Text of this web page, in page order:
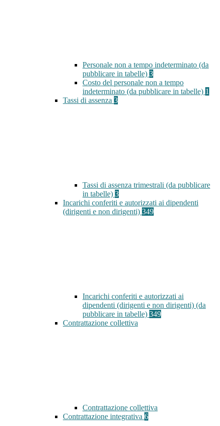
Personale non a tempo indeterminato (da
pubblicare in tabelle) 3
Costo del personale non a tempo
indeterminato (da pubblicare in tabelle) 1
Tassi di assenza 3
Tassi di assenza trimestrali (da pubblicare
in tabelle) 3
Incarichi conferiti e autorizzati ai dipendenti
(dirigenti e non dirigenti) 349
Incarichi conferiti e autorizzati ai
dipendenti (dirigenti e non dirigenti) (da
pubblicare in tabelle) 349
Contrattazione collettiva
Contrattazione collettiva
Contrattazione integrativa 6